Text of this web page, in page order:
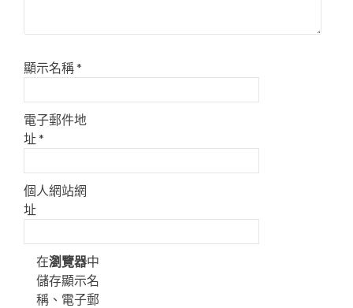
顯示名稱*
電子郵件地
址*
個人網站網
址
在瀏覽器中
儲存顯示名
稱、電子郵